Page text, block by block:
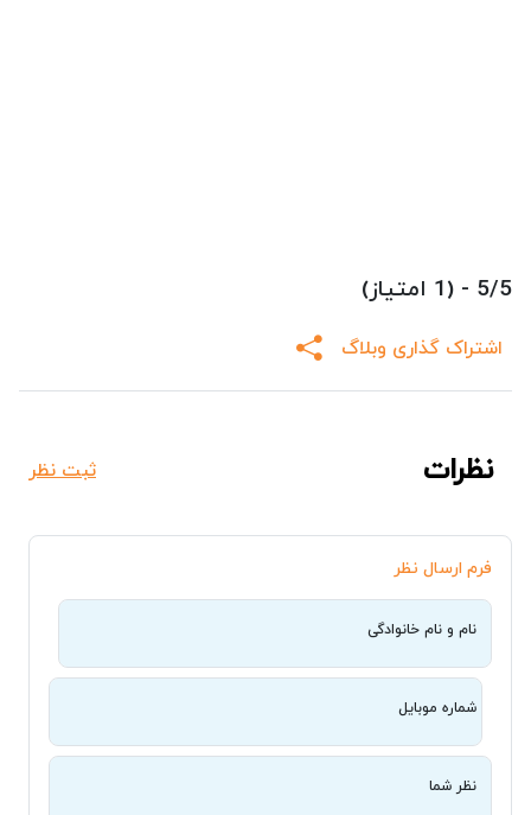
5/5 - (1 امتیاز)
اشتراک گذاری وبلاگ
نظرات ثبت نظر
فرم ارسال نظر
نام و نام خانوادگی
شماره موبایل
نظر شما